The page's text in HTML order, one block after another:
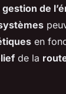
gestion de
en
de la